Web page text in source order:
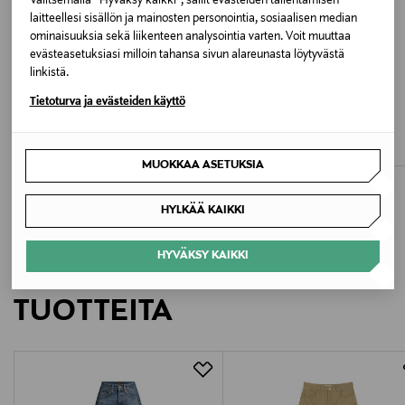
laitteellesi sisällön ja mainosten personointia, sosiaalisen median
ominaisuuksia sekä liikenteen analysointia varten. Voit muuttaa
evästeasetuksiasi milloin tahansa sivun alareunasta löytyvästä
linkistä.
Tietoturva ja evästeiden käyttö
MUOKKAA ASETUKSIA
HYLKÄÄ KAIKKI
HYVÄKSY KAIKKI
Mitoitus
Normaali mitoitus.
Vyötärö
Väri
ETUKUPONKITUOTE
Original Price
119,95 €
Discounted Price
113,40 € Original Price
189,00 €
LISÄÄ KIINNOSTAVIA
TUOTTEITA